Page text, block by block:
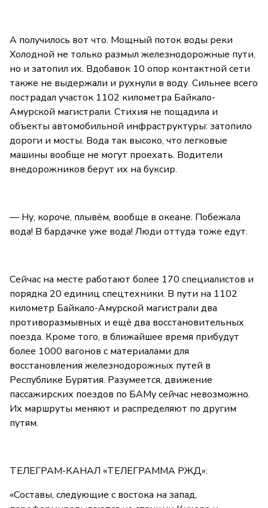
А получилось вот что. Мощный поток воды реки
Холодной не только размыл железнодорожные пути,
но и затопил их. Вдобавок 10 опор контактной сети
также не выдержали и рухнули в воду. Сильнее всего
пострадал участок 1102 километра Байкало-
Амурской магистрали. Стихия не пощадила и
объекты автомобильной инфраструктуры: затопило
дороги и мосты. Вода так высоко, что легковые
машины вообще не могут проехать. Водители
внедорожников берут их на буксир.
— Ну, короче, плывём, вообще в океане. Побежала
вода! В бардачке уже вода! Люди оттуда тоже едут.
Сейчас на месте работают более 170 специалистов и
порядка 20 единиц спецтехники. В пути на 1102
километр Байкало-Амурской магистрали два
противоразмывных и ещё два восстановительных
поезда. Кроме того, в ближайшее время прибудут
более 1000 вагонов с материалами для
восстановления железнодорожных путей в
Республике Бурятия. Разумеется, движение
пассажирских поездов по БАМу сейчас невозможно.
Их маршруты меняют и распределяют по другим
путям.
ТЕЛЕГРАМ-КАНАЛ «ТЕЛЕГРАММА РЖД»:
«Составы, следующие с востока на запад,